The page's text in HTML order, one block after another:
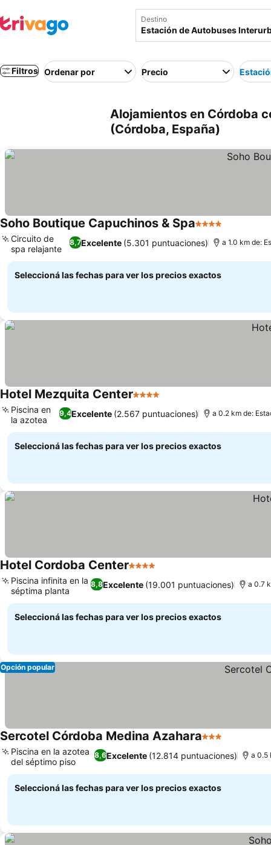
Destino
Filtros Ordenar por Precio
Alojamientos en Córdoba
(Córdoba, España)
Soho Boutique Capuchinos & Spa4 Estrellas
8,7Excelente (5.301 puntuaciones)
Circuito de
spa relajante
a 1.0 km de:
Seleccioná las fechas para ver los precios exactos
Hotel Mezquita Center4 Estrellas
9,4Excelente (2.567 puntuaciones)
Piscina en
la azotea
a 0.2 km de:
Seleccioná las fechas para ver los precios exactos
Hotel Cordoba Center4 Estrellas
8,8Excelente (19.001 puntuaciones)
Piscina infinita en la
séptima planta
a 0.7
Seleccioná las fechas para ver los precios exactos
Opción popular
Sercotel Córdoba Medina Azahara3 Estrellas
8,6Excelente (12.814 puntuaciones)
Piscina en la azotea
del séptimo piso
a 0.5
Seleccioná las fechas para ver los precios exactos